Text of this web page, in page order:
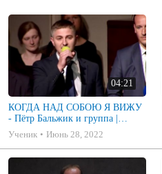
04:21
КОГДА НАД СОБОЮ Я ВИЖУ
- Пётр Бальжик и группа |
«Молодежная конференция
2022»
Ученик Июнь 28, 2022